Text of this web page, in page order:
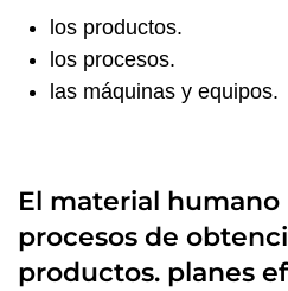
los productos.
los procesos.
las máquinas y equipos.
El material humano
procesos de
productos. planes